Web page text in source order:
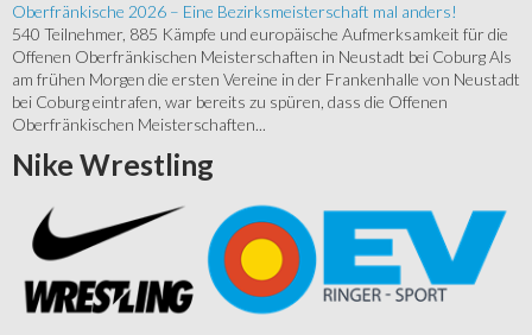
Oberfränkische 2026 – Eine Bezirksmeisterschaft mal anders!
540 Teilnehmer, 885 Kämpfe und europäische Aufmerksamkeit für die
Offenen Oberfränkischen Meisterschaften in Neustadt bei Coburg Als
am frühen Morgen die ersten Vereine in der Frankenhalle von Neustadt
bei Coburg eintrafen, war bereits zu spüren, dass die Offenen
Oberfränkischen Meisterschaften...
Nike Wrestling